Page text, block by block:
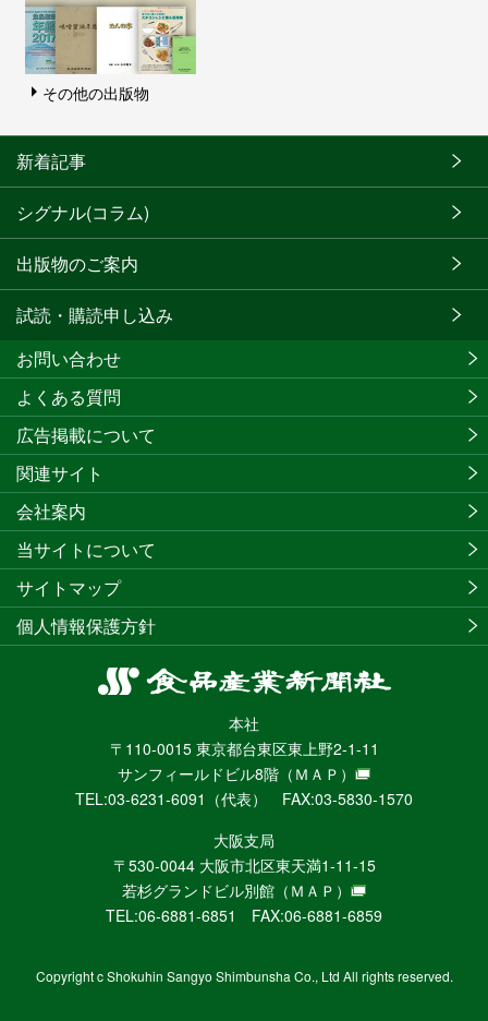
その他の出版物
新着記事
シグナル(コラム)
出版物のご案内
試読・購読申し込み
食
産
業
新
聞
社
ニ
ュ
ー
WEB
本社
〒110-0015 東京都台東区東上野2-1-11
サンフィールドビル8階 （ＭＡＰ）
TEL:03-6231-6091（代表） FAX:03-5830-1570
大阪支局
〒530-0044 大阪市北区東天満1-11-15
若杉グランドビル別館 （ＭＡＰ）
TEL:06-6881-6851 FAX:06-6881-6859
お問い合わせ
よくある質問
広告掲載について
関連サイト
会社案内
当サイトについて
サイトマップ
個人情報保護方針
Copyright c Shokuhin Sangyo Shimbunsha Co., Ltd All rights reserved.